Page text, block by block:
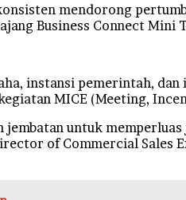
mendorong
Business Connect
instansi pemerintah,
MICE (Meeting,
jembatan untuk
of Commercial